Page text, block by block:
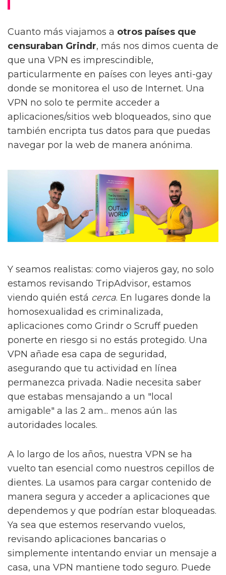
Cuanto más viajamos a otros países que
censuraban Grindr, más nos dimos cuenta de
que una VPN es imprescindible,
particularmente en países con leyes anti-gay
donde se monitorea el uso de Internet. Una
VPN no solo te permite acceder a
aplicaciones/sitios web bloqueados, sino que
también encripta tus datos para que puedas
navegar por la web de manera anónima.
Y seamos realistas: como viajeros gay, no solo
estamos revisando TripAdvisor, estamos
viendo quién está cerca. En lugares donde la
homosexualidad es criminalizada,
aplicaciones como Grindr o Scruff pueden
ponerte en riesgo si no estás protegido. Una
VPN añade esa capa de seguridad,
asegurando que tu actividad en línea
permanezca privada. Nadie necesita saber
que estabas mensajando a un "local
amigable" a las 2 am... menos aún las
autoridades locales.
A lo largo de los años, nuestra VPN se ha
vuelto tan esencial como nuestros cepillos de
dientes. La usamos para cargar contenido de
manera segura y acceder a aplicaciones que
dependemos y que podrían estar bloqueadas.
Ya sea que estemos reservando vuelos,
revisando aplicaciones bancarias o
simplemente intentando enviar un mensaje a
casa, una VPN mantiene todo seguro. Puede